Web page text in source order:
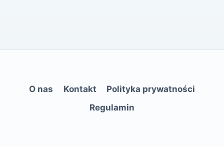
O nas Kontakt
Polityka prywatności
Regulamin